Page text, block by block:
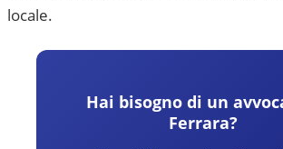
locale.
Hai bisogno di un
Ferrara?